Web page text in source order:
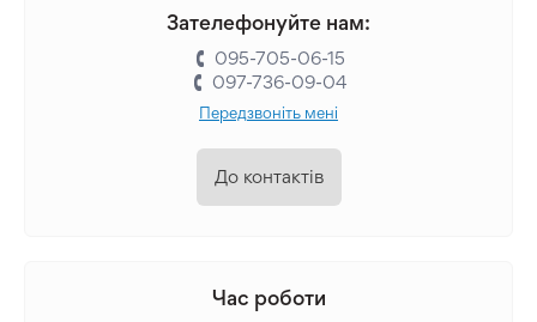
Зателефонуйте нам:
095-705-06-15
097-736-09-04
Передзвоніть мені
До контактів
Час роботи